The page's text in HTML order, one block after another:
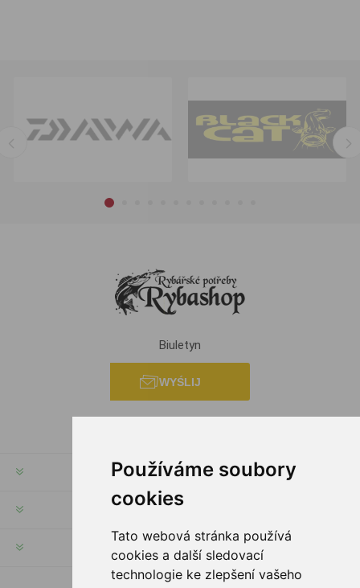
Používáme soubory
cookies
Tato webová stránka používá
cookies a další sledovací
technologie ke zlepšení vašeho
Biuletyn
WYŚLIJ
INFORMACJE
MOJE KONTO
SERWIS KLIENTA